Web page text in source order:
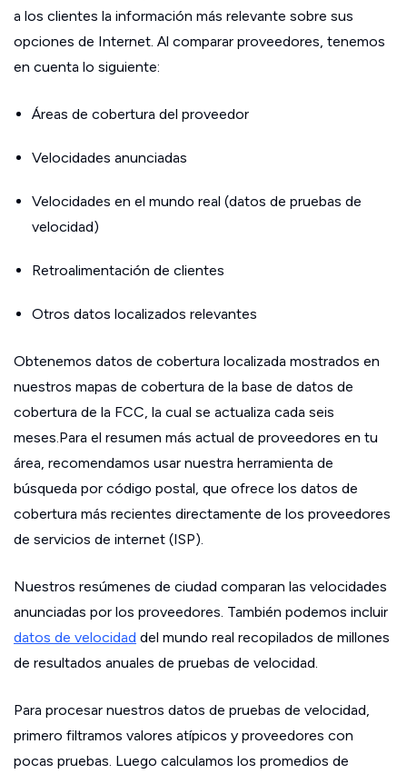
a los clientes la información más relevante sobre sus
opciones de Internet. Al comparar proveedores, tenemos
en cuenta lo siguiente:
Áreas de cobertura del proveedor
Velocidades anunciadas
Velocidades en el mundo real (datos de pruebas de
velocidad)
Retroalimentación de clientes
Otros datos localizados relevantes
Obtenemos datos de cobertura localizada mostrados en
nuestros mapas de cobertura de la base de datos de
cobertura de la FCC, la cual se actualiza cada seis
meses.Para el resumen más actual de proveedores en tu
área, recomendamos usar nuestra herramienta de
búsqueda por código postal, que ofrece los datos de
cobertura más recientes directamente de los proveedores
de servicios de internet (ISP).
Nuestros resúmenes de ciudad comparan las velocidades
anunciadas por los proveedores. También podemos incluir
datos de velocidad del mundo real recopilados de millones
de resultados anuales de pruebas de velocidad.
Para procesar nuestros datos de pruebas de velocidad,
primero filtramos valores atípicos y proveedores con
pocas pruebas. Luego calculamos los promedios de